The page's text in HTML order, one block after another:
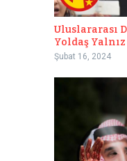
Uluslararası
Yoldaş Yalnız
Şubat 16, 2024